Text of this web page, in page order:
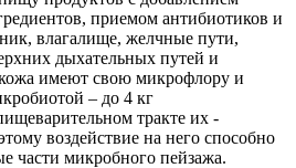
приемом антибиотиков и
влагалище, желчные пути,
дыхательных путей и
имеют свою микрофлору и
– до 4 кг
тракте их -
воздействие на него способно
части микробного пейзажа.